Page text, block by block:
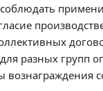
соблюдать
разных групп